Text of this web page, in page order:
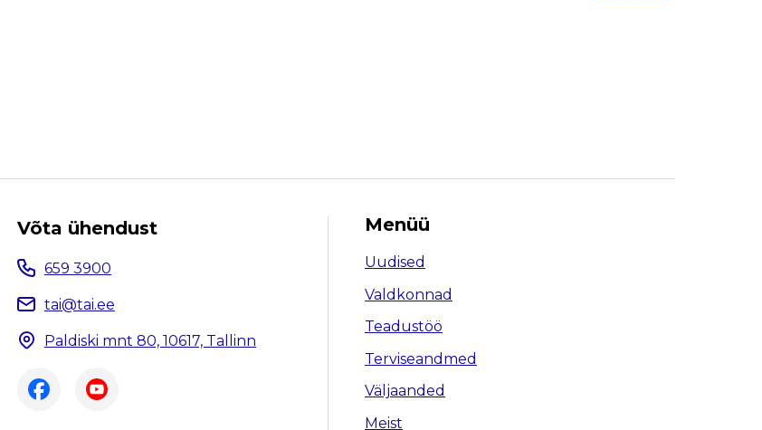
Võta ühendust
659 3900
tai@tai.ee
Paldiski mnt 80, 10617, Tallinn
Menüü
Uudised
Valdkonnad
Teadustöö
Terviseandmed
Väljaanded
Meist